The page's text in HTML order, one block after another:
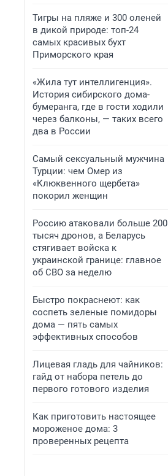
Тигры на пляже и 300 оленей
в дикой природе: топ-24
самых красивых бухт
Приморского края
«Жила тут интеллигенция».
История сибирского дома-
бумеранга, где в гости ходили
через балконы, — таких всего
два в России
Самый сексуальный мужчина
Турции: чем Омер из
«Клюквенного щербета»
покорил женщин
Россию атаковали больше 200
тысяч дронов, а Беларусь
стягивает войска к
украинской границе: главное
об СВО за неделю
Быстро покраснеют: как
соспеть зеленые помидоры
дома — пять самых
эффективных способов
Лицевая гладь для чайников:
гайд от набора петель до
первого готового изделия
Как приготовить настоящее
мороженое дома: 3
проверенных рецепта